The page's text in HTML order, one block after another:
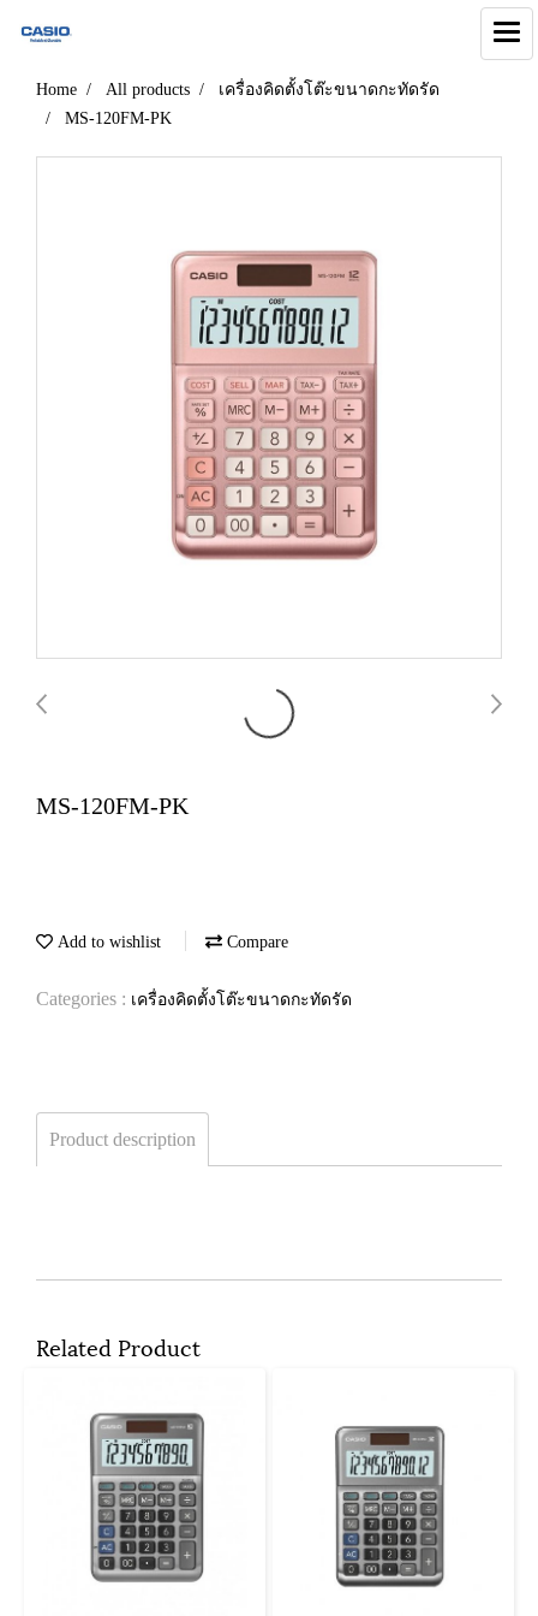
Home All products
เครื่องคิดตั้งโต๊ะขนาดกะทัดรัด
MS-120FM-PK
MS-120FM-PK
Add to wishlist Compare
Categories : เครื่องคิดตั้งโต๊ะขนาดกะทัดรัด
Product description
Related Product